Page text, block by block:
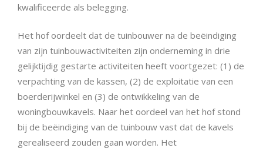
kwalificeerde als belegging.
Het hof oordeelt dat de tuinbouwer na de beëindiging
van zijn tuinbouwactiviteiten zijn onderneming in drie
gelijktijdig gestarte activiteiten heeft voortgezet: (1) de
verpachting van de kassen, (2) de exploitatie van een
boerderijwinkel en (3) de ontwikkeling van de
woningbouwkavels. Naar het oordeel van het hof stond
bij de beëindiging van de tuinbouw vast dat de kavels
gerealiseerd zouden gaan worden. Het